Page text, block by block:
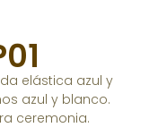
elástica azul y
azul y blanco.
ceremonia.